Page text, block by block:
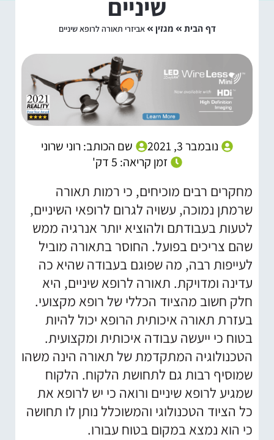
שיניים
דף הבית מגזין אביזרי תאורה לרופא שיניים
נובמבר 3, 2021
שם הכותב: רוני שרוני
זמן קריאה: 5 דק'
מחקרים רבים מוכיחים, כי רמות תאורה
שרמתן נמוכה, עשויה לגרום לרופאי השיניים,
לטעות בעבודתם ולהוציא יותר אנרגיה ממש
שהם צריכים בפועל. החוסר בתאורה מוביל
לעייפות רבה, מה שפוגם בעבודה שהיא כה
עדינה ומדויקת. תאורה לרופא שיניים, היא
חלק חשוב מהציוד הכללי של רופא מקצועי.
בעזרת תאורה איכותית הרופא יכול להיות
בטוח כי ייעשה עבודה איכותית ומקצועית.
הטכנולוגיה המתקדמת של תאורה הינה משהו
שמוסיף רבות גם לתחושת הלקוח. הלקוח
שמגיע לרופא שיניים ורואה כי יש לרופא את
כל הציוד הטכנולוגי והמשוכלל נותן לו תחושה
כי הוא נמצא במקום בטוח עבורו.